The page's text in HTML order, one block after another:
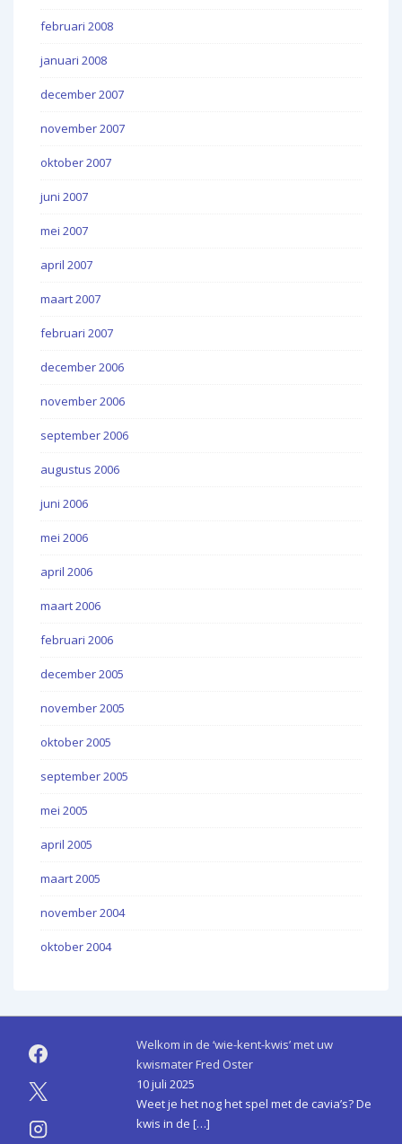
februari 2008
januari 2008
december 2007
november 2007
oktober 2007
juni 2007
mei 2007
april 2007
maart 2007
februari 2007
december 2006
november 2006
september 2006
augustus 2006
juni 2006
mei 2006
april 2006
maart 2006
februari 2006
december 2005
november 2005
oktober 2005
september 2005
mei 2005
april 2005
maart 2005
november 2004
oktober 2004
Welkom in de ‘wie-kent-kwis’ met uw
kwismater Fred Oster
10 juli 2025
Weet je het nog het spel met de cavia’s? De
kwis in de […]